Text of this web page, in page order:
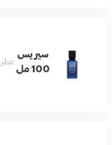
سيريس
100 مل
عطر